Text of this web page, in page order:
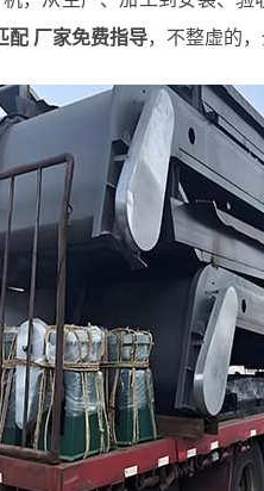
配 厂家免费指导，不整虚的